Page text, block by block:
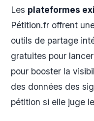
Les plateformes
Pétition.fr offrent
outils de partage
gratuites pour
pour booster la
des données des
pétition si elle juge